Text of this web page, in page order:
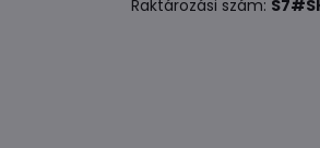
Raktározási szám: